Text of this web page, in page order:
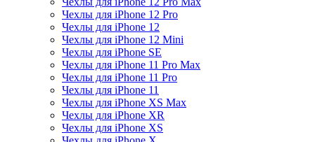
Чехлы для iPhone 12 Pro
Чехлы для iPhone 12
Чехлы для iPhone 12 Mini
Чехлы для iPhone SE
Чехлы для iPhone 11 Pro Max
Чехлы для iPhone 11 Pro
Чехлы для iPhone 11
Чехлы для iPhone XS Max
Чехлы для iPhone XR
Чехлы для iPhone XS